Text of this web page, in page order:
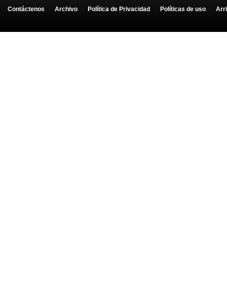
Contáctenos - Archivo - Política de Privacidad - Políticas de uso -